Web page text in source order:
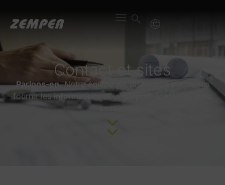
Contact et sites
Parlons-en.Notre équipe est disponible pour vous
fournir les informations et le support dont vous avez
besoin.